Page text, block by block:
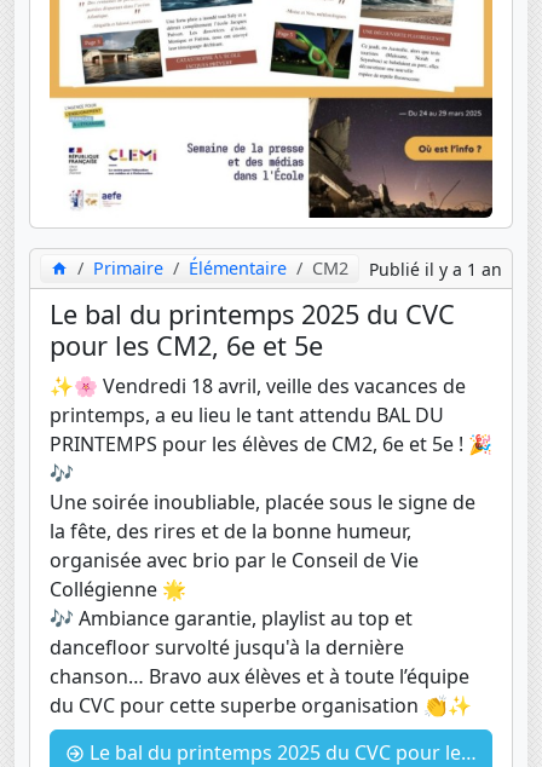
Primaire Élémentaire CM2 Publié il y a 1 an
Le bal du printemps 2025 du CVC
pour les CM2, 6e et 5e
✨🌸 Vendredi 18 avril, veille des vacances de
printemps, a eu lieu le tant attendu BAL DU
PRINTEMPS pour les élèves de CM2, 6e et 5e ! 🎉
🎶
Une soirée inoubliable, placée sous le signe de
la fête, des rires et de la bonne humeur,
organisée avec brio par le Conseil de Vie
Collégienne 🌟
🎶 Ambiance garantie, playlist au top et
dancefloor survolté jusqu'à la dernière
chanson… Bravo aux élèves et à toute l’équipe
du CVC pour cette superbe organisation 👏✨
Le bal du printemps 2025 du CVC pour les CM2, 6e et 5e